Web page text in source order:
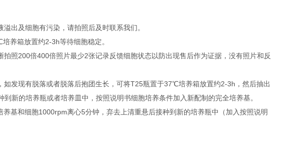
出及细胞有污染，请拍照后及时联系我们。
养箱放置约2-3h等待细胞稳定。
照200倍400倍照片最少2张记录反馈细胞状态以防出现售后作为证据，没有照片和反
发现有脱落或者脱落后抱团生长，可将T25瓶置于37℃培养箱放置约2-3h，然后抽出
新的培养瓶或者培养皿中，按照说明书细胞培养条件加入新配制的完全培养基。
基和细胞1000rpm离心5分钟，弃去上清重悬后接种到新的培养瓶中（加入按照说明